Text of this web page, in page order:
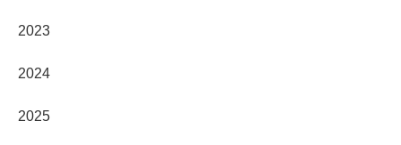
2023
2024
2025